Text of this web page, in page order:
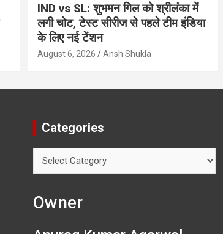
IND vs SL: शुभमन गिल को श्रीलंका में
लगी चोट, टेस्ट सीरीज से पहले टीम इंडिया
के लिए नई टेंशन
August 6, 2026 Ansh Shukla
Categories
Owner